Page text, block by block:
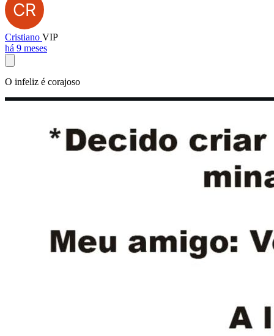
Cristiano VIP
há 9 meses
O infeliz é corajoso